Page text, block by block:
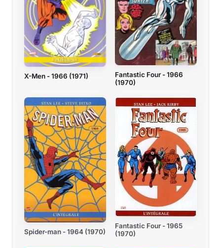
X-Men - 1966 (1971)
Fantastic Four - 1966
(1970)
Spider-man - 1964 (1970)
Fantastic Four - 1965
(1970)